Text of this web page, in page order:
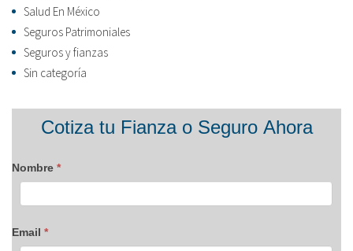
Salud En México
Seguros Patrimoniales
Seguros y fianzas
Sin categoría
Formulario
Cotiza tu Fianza o Seguro Ahora
Nombre *
Email *